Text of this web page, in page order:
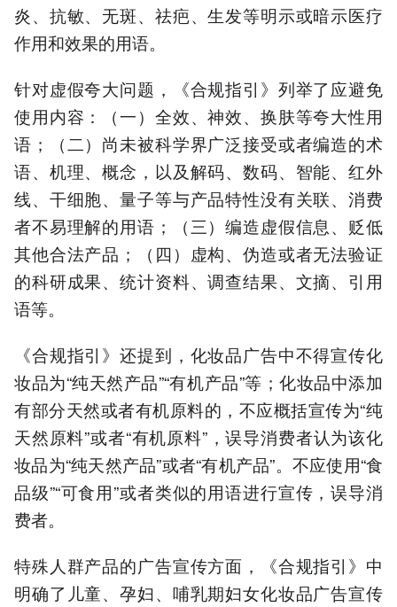
炎、抗敏、无斑、祛疤、生发等明示或暗示医疗
作用和效果的用语。
针对虚假夸大问题，《合规指引》列举了应避免
使用内容：（一）全效、神效、换肤等夸大性用
语；（二）尚未被科学界广泛接受或者编造的术
语、机理、概念，以及解码、数码、智能、红外
线、干细胞、量子等与产品特性没有关联、消费
者不易理解的用语；（三）编造虚假信息、贬低
其他合法产品；（四）虚构、伪造或者无法验证
的科研成果、统计资料、调查结果、文摘、引用
语等。
《合规指引》还提到，化妆品广告中不得宣传化
妆品为“纯天然产品”“有机产品”等；化妆品中添加
有部分天然或者有机原料的，不应概括宣传为“纯
天然原料”或者“有机原料”，误导消费者认为该化
妆品为“纯天然产品”或者“有机产品”。不应使用“食
品级”“可食用”或者类似的用语进行宣传，误导消
费者。
特殊人群产品的广告宣传方面，《合规指引》中
明确了儿童、孕妇、哺乳期妇女化妆品广告宣传